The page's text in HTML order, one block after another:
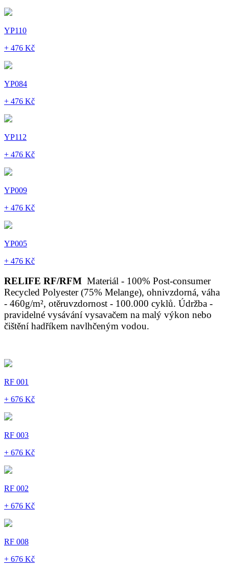
YP110
+ 476 Kč
YP084
+ 476 Kč
YP112
+ 476 Kč
YP009
+ 476 Kč
YP005
+ 476 Kč
RELIFE RF/RFM Materiál - 100% Post-consumer
Recycled Polyester (75% Melange), ohnivzdorná, váha
- 460g/m², otěruvzdornost - 100.000 cyklů. Údržba -
pravidelné vysávání vysavačem na malý výkon nebo
čištění hadříkem navlhčeným vodou.
RF 001
+ 676 Kč
RF 003
+ 676 Kč
RF 002
+ 676 Kč
RF 008
+ 676 Kč